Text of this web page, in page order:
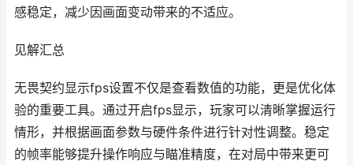
感稳定，减少因画面变动带来的不适应。
见解汇总
无畏契约显示fps设置不仅是查看数值的功能，更是优化体
验的重要工具。通过开启fps显示，玩家可以清晰掌握运行
情形，并根据画面参数与硬件条件进行针对性调整。稳定
的帧率能够提升操作响应与瞄准精度，在对局中带来更可